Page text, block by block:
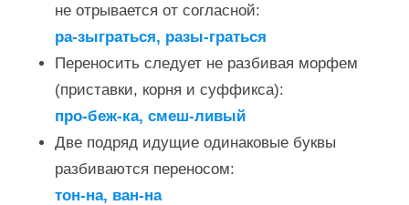
не отрывается от согласной:
ра-зыграться, разы-граться
Переносить следует не разбивая морфем
(приставки, корня и суффикса):
про-беж-ка, смеш-ливый
Две подряд идущие одинаковые буквы
разбиваются переносом:
тон-на, ван-на